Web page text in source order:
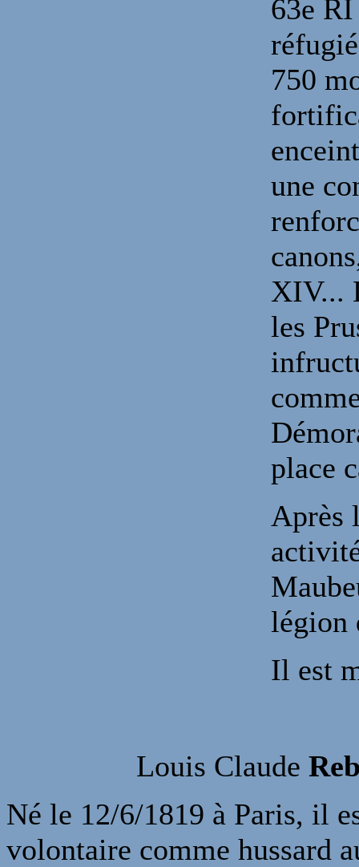
63e
750
une
XIV...
les
place
Après
légion
Il est
Louis Claude
Né le 12/6/1819 à Paris, il
volontaire comme hussard